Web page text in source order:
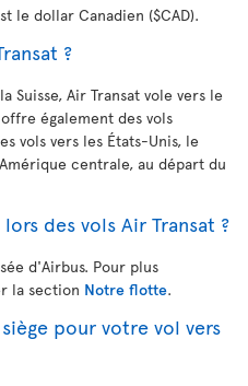
le dollar Canadien ($CAD).
?
Suisse, Air Transat vole vers le
également des vols
vols vers les États-Unis, le
centrale, au départ du
des vols Air Transat ?
d'Airbus. Pour plus
la section Notre flotte.
pour votre vol vers